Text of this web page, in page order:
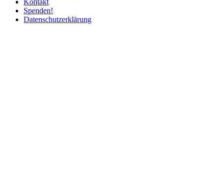
Kontakt
Spenden!
Daten­schutz­er­klärung